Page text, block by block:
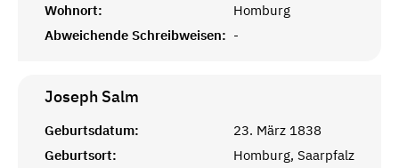
Wohnort:
Homburg
Abweichende Schreibweisen: -
Joseph Salm
Geburtsdatum:
23. März 1838
Geburtsort:
Homburg, Saarpfalz